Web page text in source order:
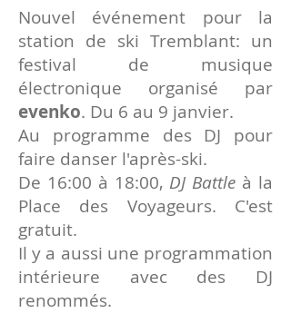
Nouvel événement pour la
station de ski Tremblant: un
festival de musique
électronique organisé par
evenko. Du 6 au 9 janvier.
Au programme des DJ pour
faire danser l'après-ski.
De 16:00 à 18:00, DJ Battle à la
Place des Voyageurs. C'est
gratuit.
Il y a aussi une programmation
intérieure avecdes DJ
renommés.